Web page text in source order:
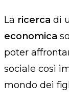
La ricerca di
economica
poter
sociale così
mondo dei